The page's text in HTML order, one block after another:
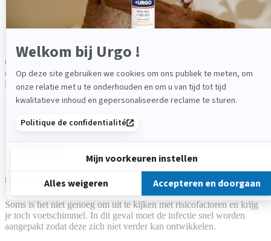
Problemen met veneuze, arteriële of lymfatische circulatie, die
de huid verzwakken en vatbaar maken voor allerlei infecties.
Een onevenwichtig dieet of een tekort aan zink en selenium,
Om te voorkomen dat je voetschimmel moet behandelen, is het
essentieel om te weten hoe je de risico’s kunt verminderen door je
levensstijl aan te passen.
Hoe behandel je voetschimmel?
Soms is het niet genoeg om uit te kijken met risicofactoren en krijg
je toch voetschimmel. In dit geval moet de infectie snel worden
aangepakt zodat deze zich niet verder kan ontwikkelen.